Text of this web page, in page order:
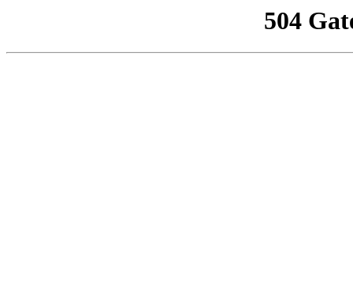
504